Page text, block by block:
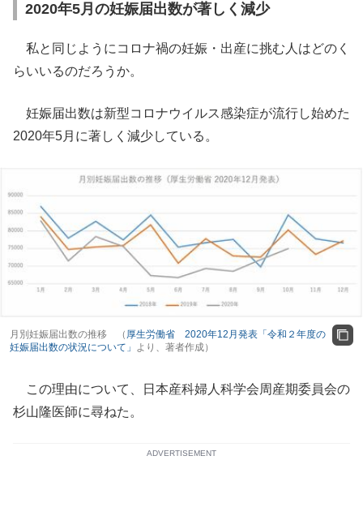
2020年5月の妊娠届出数が著しく減少
私と同じようにコロナ禍の妊娠・出産に挑む人はどのく
らいいるのだろうか。
妊娠届出数は新型コロナウイルス感染症が流行し始めた
2020年5月に著しく減少している。
月別妊娠届出数の推移 （ 厚生労働省 2020年12月発表「令和２年度の
妊娠届出数の状況について」 より、著者作成）
この理由について、日本産科婦人科学会周産期委員会の
杉山隆医師に尋ねた。
ADVERTISEMENT